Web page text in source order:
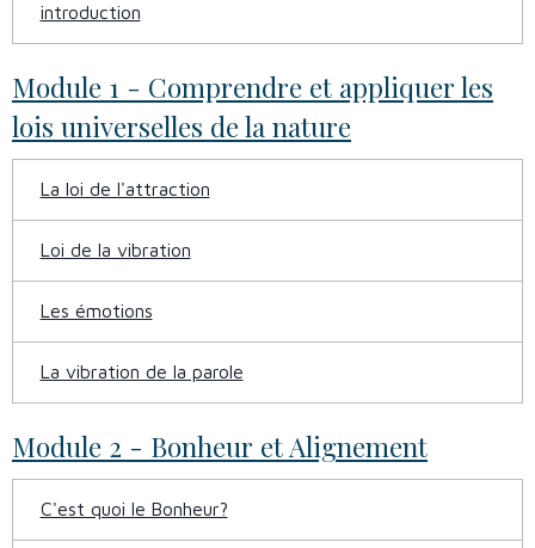
introduction
Module 1 - Comprendre et appliquer les
lois universelles de la nature
La loi de l'attraction
Loi de la vibration
Les émotions
La vibration de la parole
Module 2 - Bonheur et Alignement
C'est quoi le Bonheur?